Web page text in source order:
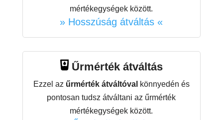
mértékegységek között.
» Hosszúság átváltás «
Űrmérték átváltás
Ezzel az űrmérték átváltóval könnyedén és
pontosan tudsz átváltani az űrmérték
mértékegységek között.